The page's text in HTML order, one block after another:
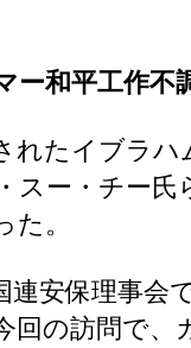
ー和平工作不
れたイブラ
スー・チー氏
た。
連安保理事
回の訪問で